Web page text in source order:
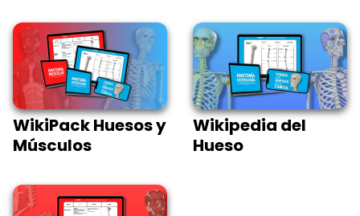
WikiPack Huesos y
Músculos
Wikipedia del
Hueso